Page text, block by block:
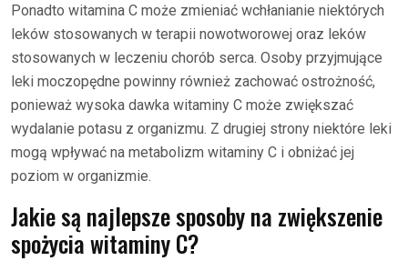
Ponadto witamina C może zmieniać wchłanianie niektórych
leków stosowanych w terapii nowotworowej oraz leków
stosowanych w leczeniu chorób serca. Osoby przyjmujące
leki moczopędne powinny również zachować ostrożność,
ponieważ wysoka dawka witaminy C może zwiększać
wydalanie potasu z organizmu. Z drugiej strony niektóre leki
mogą wpływać na metabolizm witaminy C i obniżać jej
poziom w organizmie.
Jakie są najlepsze sposoby na zwiększenie
spożycia witaminy C?